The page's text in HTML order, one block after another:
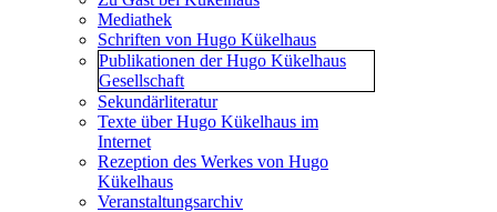
Mediathek
Schriften von Hugo Kükelhaus
Publikationen der Hugo Kükelhaus
Gesellschaft
Sekundärliteratur
Texte über Hugo Kükelhaus im
Internet
Rezeption des Werkes von Hugo
Kükelhaus
Veranstaltungsarchiv